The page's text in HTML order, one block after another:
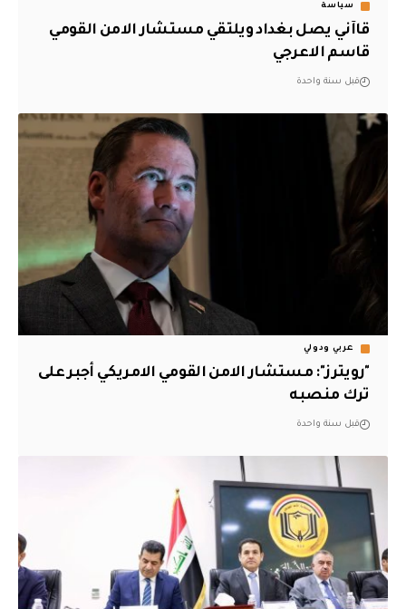
سياسة
قاآني يصل بغداد ويلتقي مستشار الامن القومي
قاسم الاعرجي
قبل سنة واحدة
عربي ودولي
"رويترز": مستشار الامن القومي الامريكي أجبر على
ترك منصبه
قبل سنة واحدة